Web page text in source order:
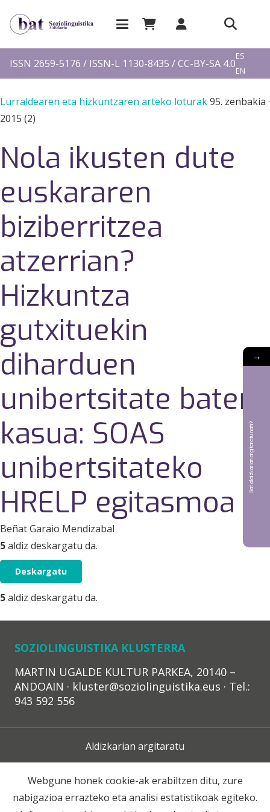
ISSN 2659-5176 / ISSN-L 1130-8435 / CC-BY-SA 4.0
ES
EN
Lurraldearen eta hizkuntzaren arteko loturak95. zenbakia ·
2015 (2)
Nola ikusten dute
euskararen
biziberritzea
atzerrian?
Hizkuntza
gutxituekin
diharduen
unibertsitate baten
kasua: SOAS
unibertsitateko
HRELP egitasmoa
Beñat Garaio Mendizabal
5aldiz deskargatu da.
Deskargatu
5aldiz deskargatu da.
SOZIOLINGUISTIKA KLUSTERRA
MARTIN UGALDE KULTUR PARKEA, 20140 –
ANDOAIN · kluster@soziolinguistika.eus · Tel.:
943 592 556
Aldizkarian argitaratu
Lege Oharra
Harpidetza
Webgune honek cookie-ak erabiltzen ditu, zure
nabigazioa errazteko eta analisi estatistikoak egiteko.
→
Bat aldizkarian argitaratu nahi?